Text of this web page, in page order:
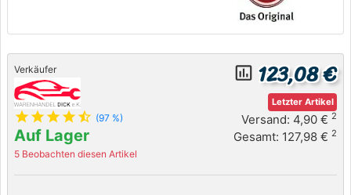
Verkäufer
star star star star star_half (97 %)
Auf Lager
5 Beobachten diesen Artikel
insert_chart_outlined 123,08 €
Letzter Artikel
Versand: 4,90 € 2
Gesamt: 127,98 € 2